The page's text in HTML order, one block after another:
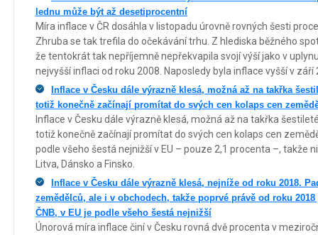
lednu může být až desetiprocentní
Míra inflace v ČR dosáhla v listopadu úrovně rovných šesti
Zhruba se tak trefila do očekávání trhu. Z hlediska běžného
že tentokrát tak nepříjemně nepřekvapila svojí výší jako v
nejvyšší inflaci od roku 2008. Naposledy byla inflace vyšší v
Inflace v Česku dále výrazně klesá, možná až na takřka
totiž konečně začínají promítat do svých cen kolaps cen
Inflace v Česku dále výrazně klesá, možná až na takřka
totiž konečně začínají promítat do svých cen kolaps cen
podle všeho šestá nejnižší v EU – pouze 2,1 procenta –, takže
Litva, Dánsko a Finsko.
Inflace v Česku dále výrazně klesá, nejníže od roku 2018.
zemědělců, ale i v obchodech, takže poprvé právě od roku
ČNB, v EU je podle všeho šestá nejnižší
Únorová míra inflace činí v Česku rovná dvě procenta v